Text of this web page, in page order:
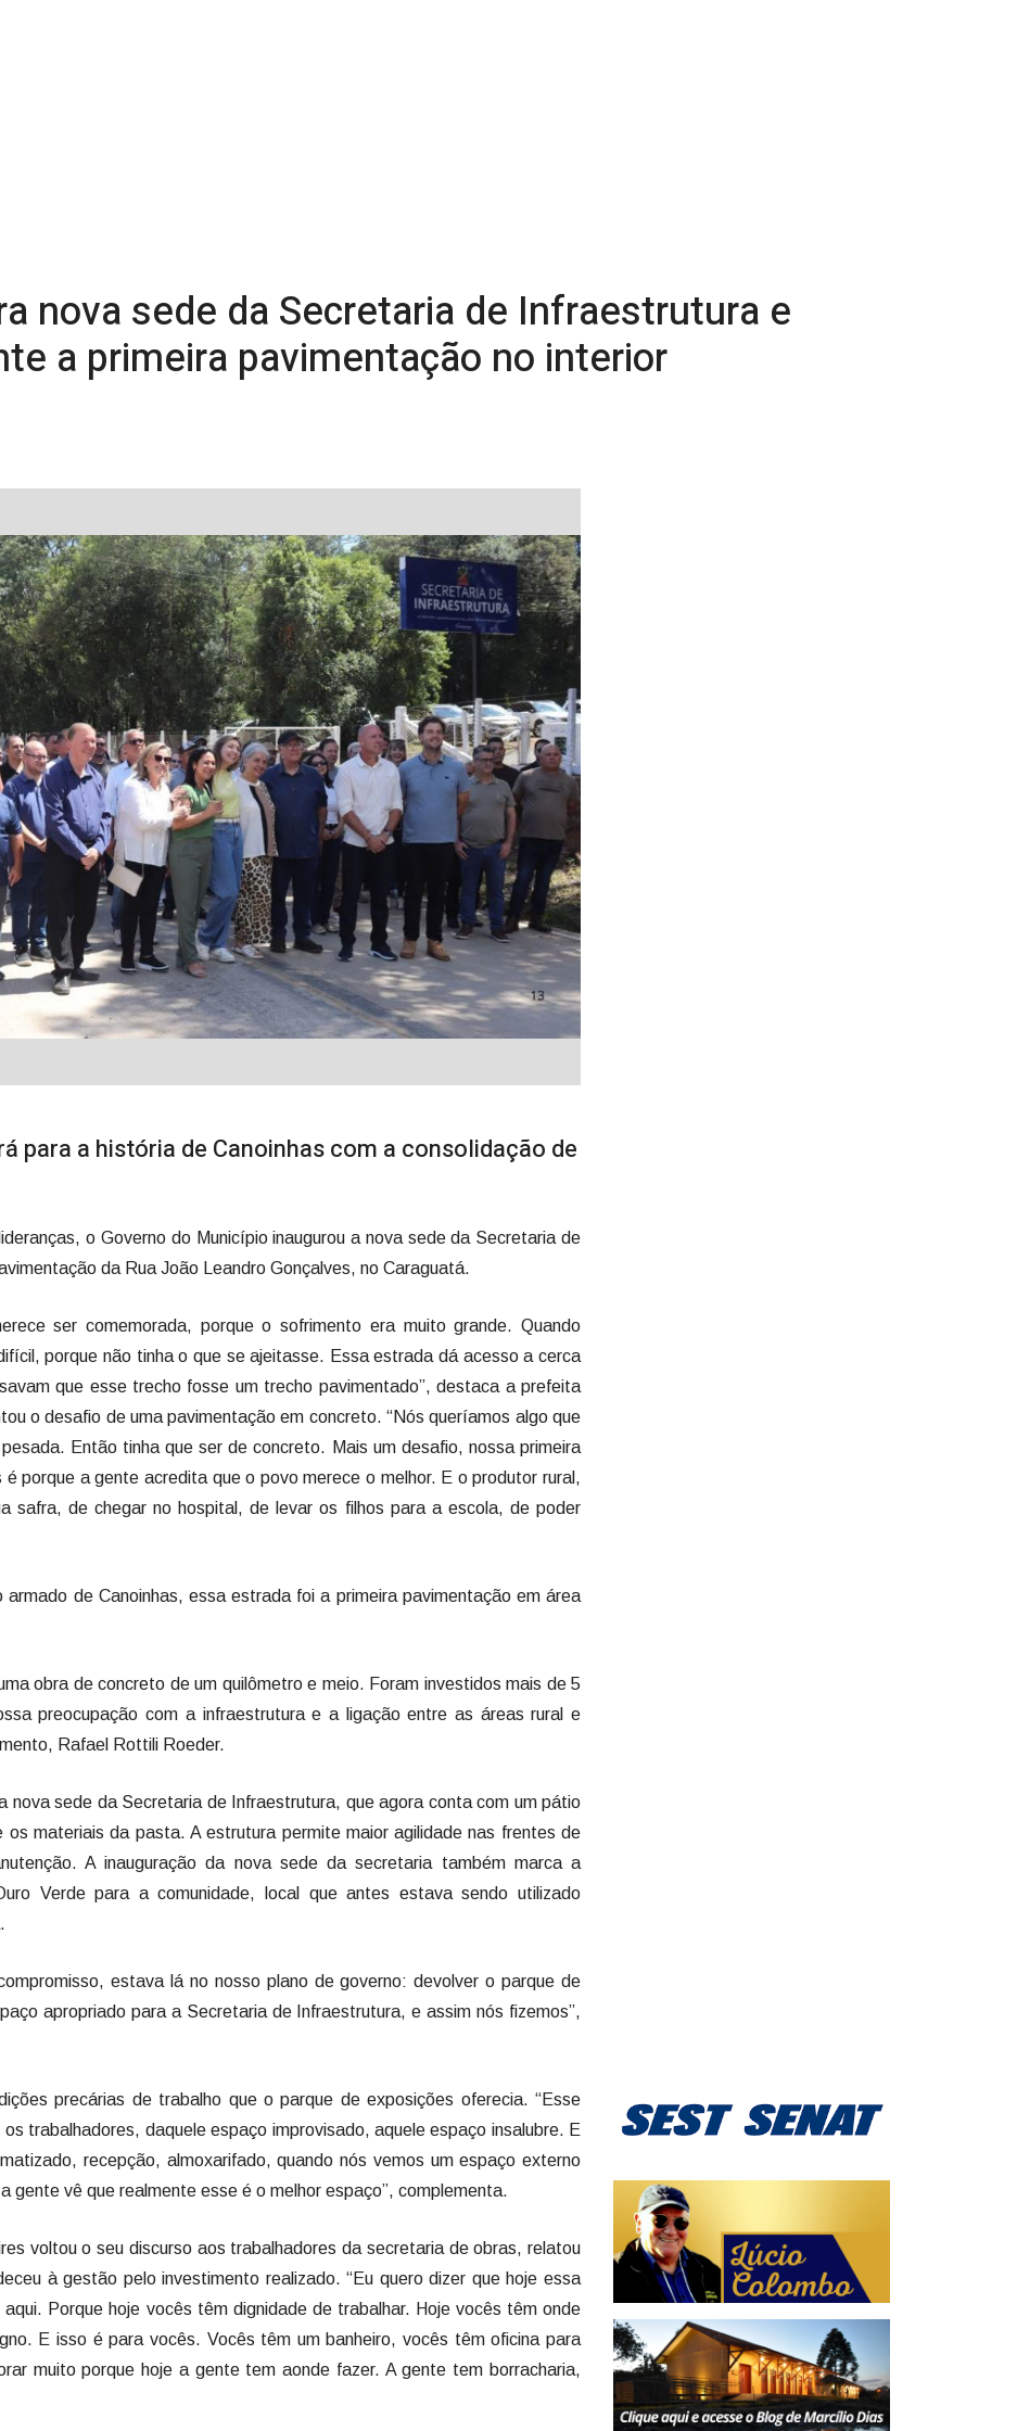
nova sede da Secretaria de Infraestrutura e
a primeira pavimentação no interior
para a história de Canoinhas com a consolidação de
o Governo do Município inaugurou a nova sede da Secretaria de
da Rua João Leandro Gonçalves, no Caraguatá.
ser comemorada, porque o sofrimento era muito grande. Quando
porque não tinha o que se ajeitasse. Essa estrada dá acesso a cerca
que esse trecho fosse um trecho pavimentado”, destaca a prefeita
o desafio de uma pavimentação em concreto. “Nós queríamos algo que
Então tinha que ser de concreto. Mais um desafio, nossa primeira
porque a gente acredita que o povo merece o melhor. E o produtor rural,
safra, de chegar no hospital, de levar os filhos para a escola, de poder
de Canoinhas, essa estrada foi a primeira pavimentação em área
obra de concreto de um quilômetro e meio. Foram investidos mais de 5
preocupação com a infraestrutura e a ligação entre as áreas rural e
Rafael Rottili Roeder.
nova sede da Secretaria de Infraestrutura, que agora conta com um pátio
os materiais da pasta. A estrutura permite maior agilidade nas frentes de
A inauguração da nova sede da secretaria também marca a
Verde para a comunidade, local que antes estava sendo utilizado
estava lá no nosso plano de governo: devolver o parque de
apropriado para a Secretaria de Infraestrutura, e assim nós fizemos”,
precárias de trabalho que o parque de exposições oferecia. “Esse
trabalhadores, daquele espaço improvisado, aquele espaço insalubre. E
recepção, almoxarifado, quando nós vemos um espaço externo
gente vê que realmente esse é o melhor espaço”, complementa.
voltou o seu discurso aos trabalhadores da secretaria de obras, relatou
à gestão pelo investimento realizado. “Eu quero dizer que hoje essa
Porque hoje vocês têm dignidade de trabalhar. Hoje vocês têm onde
E isso é para vocês. Vocês têm um banheiro, vocês têm oficina para
muito porque hoje a gente tem aonde fazer. A gente tem borracharia,